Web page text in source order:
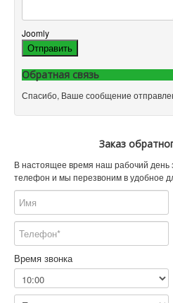
Joomly
Отправить
Обратная связь
Спасибо, Ваше сообщение
Заказ
В настоящее время наш рабочий день
телефон и мы перезвоним в удобное
Время звонка